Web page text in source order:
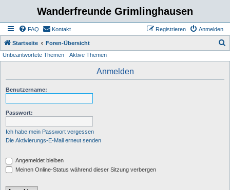
Wanderfreunde Grimlinghausen
FAQ Kontakt Anmelden
Registrieren
Startseite Foren-Übersicht
Unbeantwortete Themen Aktive Themen
Anmelden
Benutzername:
Passwort:
Ich habe mein Passwort vergessen
Die Aktivierungs-E-Mail erneut senden
Angemeldet bleiben
Meinen Online-Status während dieser Sitzung verbergen